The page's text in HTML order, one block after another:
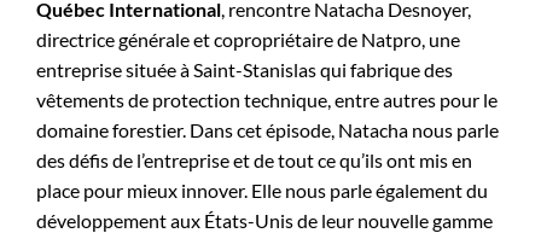
Québec International , rencontre Natacha Desnoyer,
directrice générale et copropriétaire de Natpro, une
entreprise située à Saint-Stanislas qui fabrique des
vêtements de protection technique, entre autres pour le
domaine forestier. Dans cet épisode, Natacha nous parle
des défis de l’entreprise et de tout ce qu’ils ont mis en
place pour mieux innover. Elle nous parle également du
développement aux États-Unis de leur nouvelle gamme